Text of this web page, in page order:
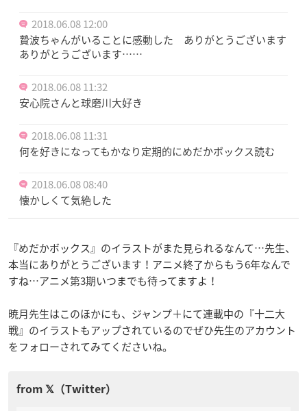
2018.06.08 12:00
贄波ちゃんがいることに感動した ありがとうございます
ありがとうございます……
2018.06.08 11:32
安心院さんと球磨川大好き
2018.06.08 11:31
何を好きになってもかなり定期的にめだかボックス読む
2018.06.08 08:40
懐かしくて気絶した
『めだかボックス』のイラストがまた見られるなんて…先生、
本当にありがとうございます！アニメ終了からもう6年なんで
すね…アニメ第3期いつまでも待ってますよ！
暁月先生はこのほかにも、ジャンプ＋にて連載中の『十二大
戦』のイラストもアップされているのでぜひ先生のアカウント
をフォローされてみてくださいね。